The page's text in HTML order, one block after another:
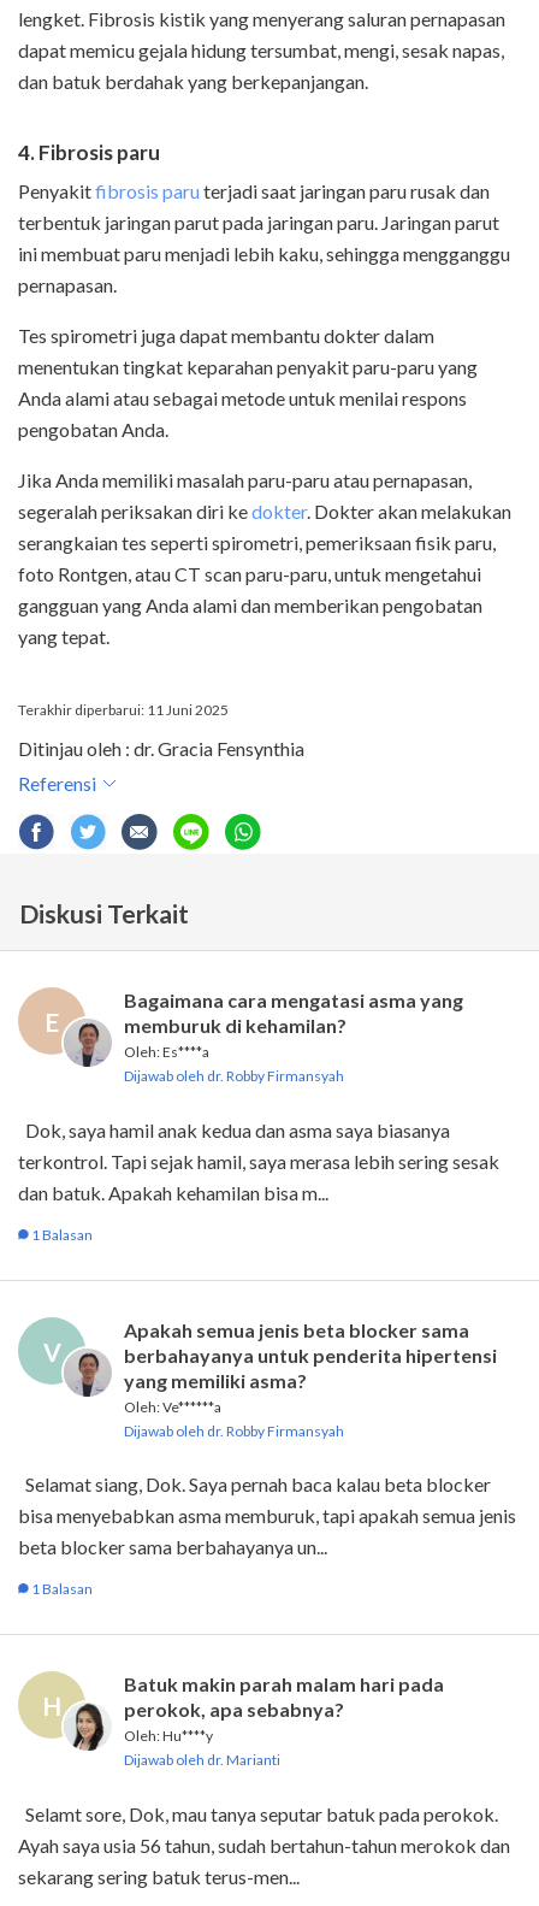
lengket. Fibrosis kistik yang menyerang saluran pernapasan
dapat memicu gejala hidung tersumbat, mengi, sesak napas,
dan batuk berdahak yang berkepanjangan.
4. Fibrosis paru
Penyakitfibrosis paruterjadi saat jaringan paru rusak dan
terbentuk jaringan parut pada jaringan paru. Jaringan parut
ini membuat paru menjadi lebih kaku, sehingga mengganggu
pernapasan.
Tes spirometri juga dapat membantu dokter dalam
menentukan tingkat keparahan penyakit paru-paru yang
Anda alami atau sebagai metode untuk menilai respons
pengobatan Anda.
Jika Anda memiliki masalah paru-paru atau pernapasan,
segeralah periksakan diri kedokter. Dokter akan melakukan
serangkaian tes seperti spirometri, pemeriksaan fisik paru,
foto Rontgen, atau CT scan paru-paru, untuk mengetahui
gangguan yang Anda alami dan memberikan pengobatan
yang tepat.
Terakhir diperbarui: 11 Juni 2025